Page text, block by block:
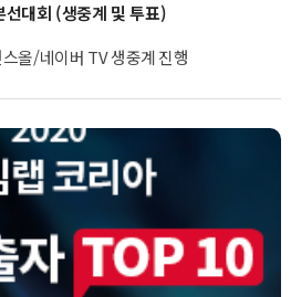
대회 (생중계 및 투표)
올/네이버 TV 생중계 진행